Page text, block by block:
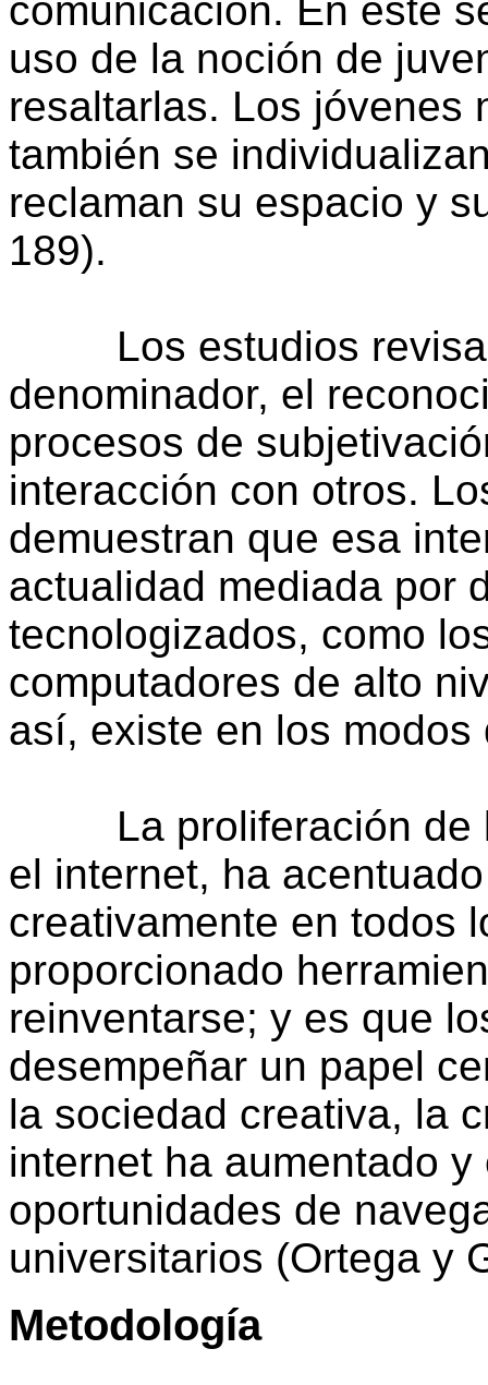
comunicación. En este
uso de la noción de
resaltarlas. Los jóvenes
también se
reclaman su espacio y
189).
Los estudios
denominador, el
procesos de
interacción con otros.
demuestran que esa
actualidad mediada por
tecnologizados, como
computadores de alto
así, existe en los modos
La proliferación de
el internet, ha
creativamente en todos
proporcionado
reinventarse; y es que
desempeñar un papel
la sociedad creativa, la
internet ha aumentado
oportunidades de
universitarios (Ortega y
Metodología